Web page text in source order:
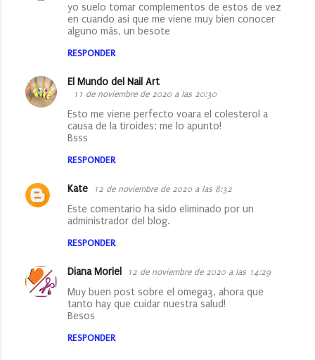
o
yo suelo tomar complementos de estos de vez
en cuando asi que me viene muy bien conocer
alguno más, un besote
RESPONDER
El Mundo del Nail Art
11 de noviembre de 2020 a las 20:30
Esto me viene perfecto voara el colesterol a
causa de la tiroides; me lo apunto!
Bsss
RESPONDER
Kate 12 de noviembre de 2020 a las 8:32
Este comentario ha sido eliminado por un
administrador del blog.
RESPONDER
Diana Moriel 12 de noviembre de 2020 a las 14:29
Muy buen post sobre el omega3, ahora que
tanto hay que cuidar nuestra salud!
Besos
RESPONDER